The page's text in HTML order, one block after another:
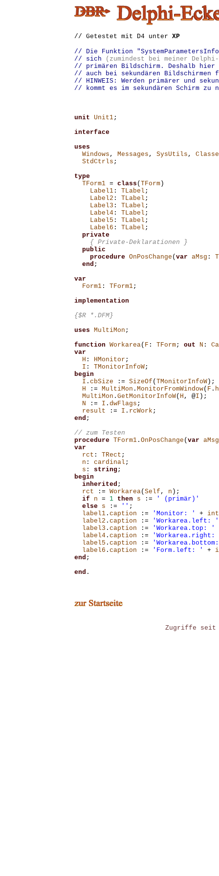
// Getestet mit D4 unter XP
// Die Funktion
// sich
(zumindest bei meiner
// primären Bildschirm. Deshalb hier
// auch bei sekundären
// HINWEIS: Werden primärer und
// kommt es im sekundären Schirm
unit Unit1;
interface
uses
Windows , Messages , SysUtils ,
StdCtrls ;
type
TForm1 = class ( TForm)
Label1: TLabel ;
Label2 : TLabel ;
Label3 : TLabel ;
Label4: TLabel ;
Label5 : TLabel ;
Label6 : TLabel ;
private
{ Private-Deklarationen }
public
procedure OnPosChange ( var aMsg :
end ;
var
Form1: TForm1;
implementation
{$R *.DFM}
uses MultiMon ;
function Workarea( F : TForm; out N :
var
H : HMonitor ;
I : TMonitorInfoW;
begin
I . cbSize := SizeOf ( TMonitorInfoW);
H
:= MultiMon . MonitorFromWindow( F .
MultiMon . GetMonitorInfoW( H , @I );
N
:= I . dwFlags ;
result
:= I . rcWork ;
end ;
// zum Testen
procedure TForm1. OnPosChange ( var aMsg
var
rct : TRect ;
n : cardinal ;
s : string ;
begin
inherited ;
rct
:= Workarea( Self , n );
if
n = 1 then s :=
' (primär)'
else
s := '' ;
label1. caption := 'Monitor: ' +
label2 . caption :=
'Workarea.left: '
label3 . caption := 'Workarea.top: '
label4. caption :=
label5 . caption :=
label6 . caption := 'Form.left: ' +
end ;
end .
Zugriffe seit